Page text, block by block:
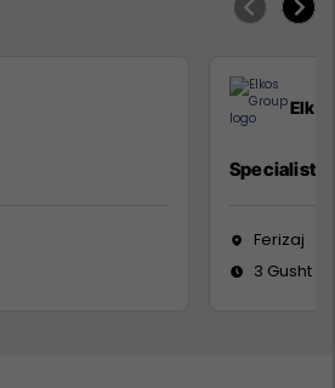
Specialist
Ferizaj
3 Gusht